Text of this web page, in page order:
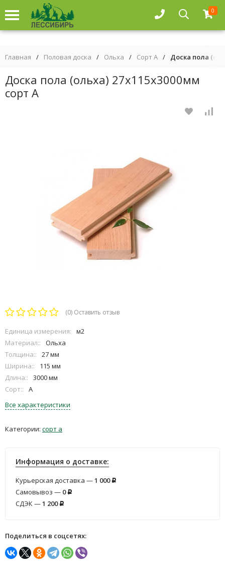
0
Главная / Половая доска / Ольха / Сорт А / Доска пола
Доска пола (ольха) 27х115х3000мм
сорт А
(0) Оставить отзыв
Единица измерения:
м2
Материал::
Ольха
Толщина::
27 мм
Ширина::
115 мм
Длина::
3000 мм
Сорт::
A
Все характеристики
Категории: сорт а
Информация о доставке:
Курьерская доставка —1 000 Р
Самовывоз — 0 Р
СДЭК —1 200 Р
Поделиться в соцсетях: